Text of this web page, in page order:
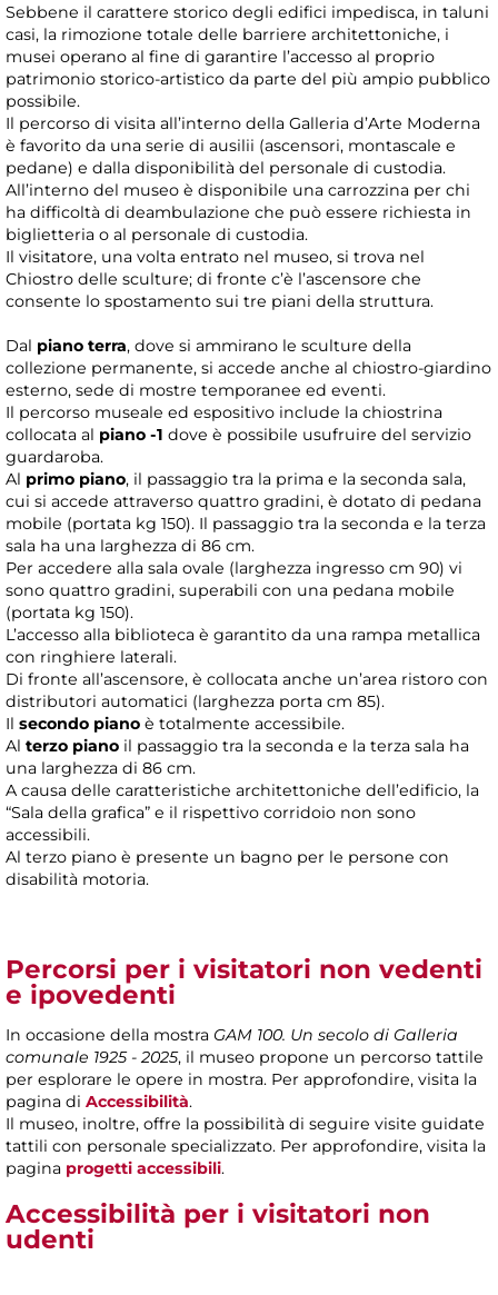
Sebbene il carattere storico degli edifici impedisca, in taluni
casi, la rimozione totale delle barriere architettoniche, i
musei operano al fine di garantire l’accesso al proprio
patrimonio storico-artistico da parte del più ampio pubblico
possibile.
Il percorso di visita all’interno della Galleria d’Arte Moderna
è favorito da una serie di ausilii (ascensori, montascale e
pedane) e dalla disponibilità del personale di custodia.
All’interno del museo è disponibile una carrozzina per chi
ha difficoltà di deambulazione che può essere richiesta in
biglietteria o al personale di custodia.
Il visitatore, una volta entrato nel museo, si trova nel
Chiostro delle sculture; di fronte c’è l’ascensore che
consente lo spostamento sui tre piani della struttura.
Dal piano terra, dove si ammirano le sculture della
collezione permanente, si accede anche al chiostro-giardino
esterno, sede di mostre temporanee ed eventi.
Il percorso museale ed espositivo include la chiostrina
collocata al piano -1 dove è possibile usufruire del servizio
guardaroba.
Al primo piano, il passaggio tra la prima e la seconda sala,
cui si accede attraverso quattro gradini, è dotato di pedana
mobile (portata kg 150). Il passaggio tra la seconda e la terza
sala ha una larghezza di 86 cm.
Per accedere alla sala ovale (larghezza ingresso cm 90) vi
sono quattro gradini, superabili con una pedana mobile
(portata kg 150).
L’accesso alla biblioteca è garantito da una rampa metallica
con ringhiere laterali.
Di fronte all’ascensore, è collocata anche un’area ristoro con
distributori automatici (larghezza porta cm 85).
Il secondo piano è totalmente accessibile.
Al terzo piano il passaggio tra la seconda e la terza sala ha
una larghezza di 86 cm.
A causa delle caratteristiche architettoniche dell’edificio, la
“Sala della grafica” e il rispettivo corridoio non sono
accessibili.
Al terzo piano è presente un bagno per le persone con
disabilità motoria.
Percorsi per i visitatori non vedenti
e ipovedenti
In occasione della mostra GAM 100. Un secolo di Galleria
comunale 1925 - 2025, il museo propone un percorso tattile
per esplorare le opere in mostra. Per approfondire, visita la
pagina di Accessibilità.
Il museo, inoltre, offre la possibilità di seguire visite guidate
tattili con personale specializzato. Per approfondire, visita la
pagina progetti accessibili.
Accessibilità per i visitatori non
udenti